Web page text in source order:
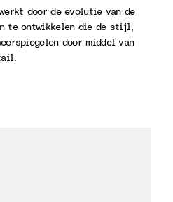
door de evolutie van de
te ontwikkelen die de stijl,
door middel van